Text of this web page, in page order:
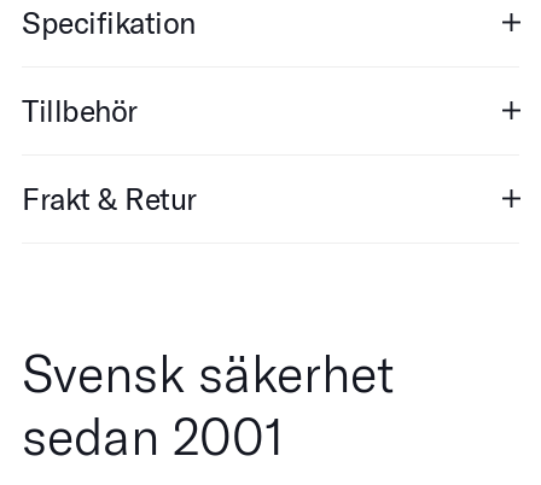
Specifikation
Tillbehör
Frakt & Retur
Svensk säkerhet
sedan 2001